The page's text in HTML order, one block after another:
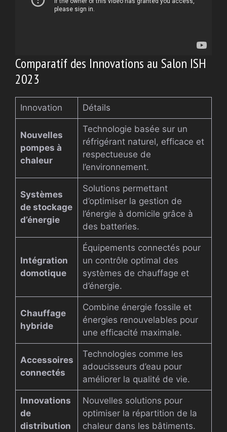
Comparatif des Innovations au Salon ISH
2023
Innovation Détails
Nouvelles
pompes à
chaleur
Technologie basée sur un
réfrigérant naturel, efficace et
respectueuse de
l’environnement.
Systèmes
de stockage
d’énergie
Solutions permettant
d’optimiser la gestion de
l’énergie à domicile grâce à
des batteries.
Intégration
domotique
Équipements connectés pour
un contrôle optimal des
systèmes de chauffage et
d’énergie.
Chauffage
hybride
Combine énergie fossile et
énergies renouvelables pour
une efficacité maximale.
Accessoires
connectés
Technologies comme les
adoucisseurs d’eau pour
améliorer la qualité de vie.
Innovations
de
distribution
Nouvelles solutions pour
optimiser la répartition de la
chaleur dans les bâtiments.